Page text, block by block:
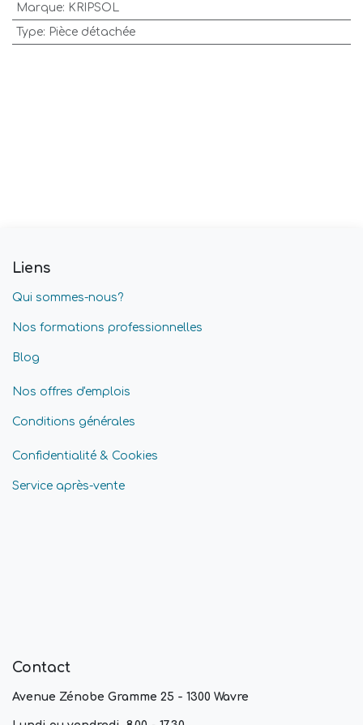
Marque: KRIPSOL
Type: Pièce détachée
Liens
Qui sommes-nous?
Nos formations professionnelles
Blog
Nos offres d'emplois
Conditions générales
Confidentialité & Cookies
Service après-vente
Contact
Avenue Zénobe Gramme 25 - 1300 Wavre